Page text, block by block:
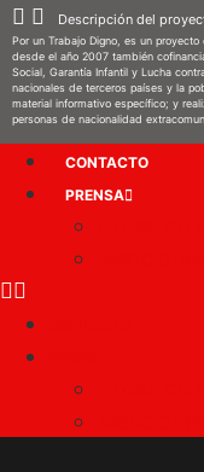
Descripción del
Por un Trabajo Digno, es un
desde el año 2007 también
Social, Garantía Infantil y Lucha
nacionales de terceros países y la
material informativo específico; y
personas de nacionalidad
CONTACTO
PRENSA